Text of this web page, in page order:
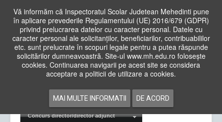
Vă informăm că Inspectoratul Scolar Judetean Mehedinti pune
în aplicare prevederile Regulamentului (UE) 2016/679 (GDPR)
privind prelucrarea datelor cu caracter personal. Datele cu
caracter personal ale solicitanților, beneficiarilor, contribuabililor
etc. sunt prelucrate în scopuri legale pentru a putea răspunde
solicitărilor dumneavoastră. Site-ul www.mh.edu.ro folosește
cookies. Continuarea navigarii pe acest site se considera
acceptare a politicii de utilizare a cookies.
MAI MULTE INFORMATII DE ACORD
Cauta
in
siteAcasa Cadre Didactice
Examene Naționale
Concurs director/director adjunct